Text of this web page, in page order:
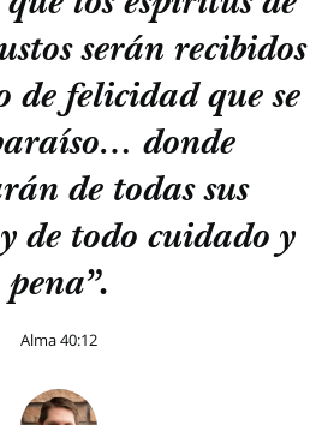
serán recibidos
de felicidad que se
donde
de todas sus
de todo cuidado y
pena”.
Alma 40:12